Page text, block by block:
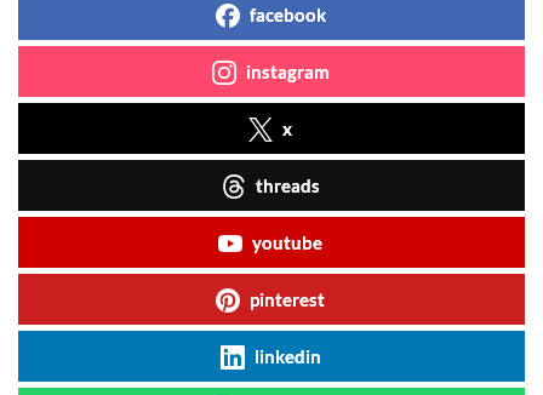
facebook
instagram
x
threads
youtube
pinterest
linkedin